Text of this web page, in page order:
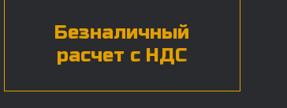
Безналичный
расчет с НДС